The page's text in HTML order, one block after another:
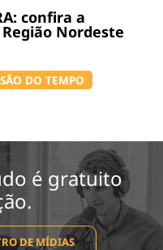
confira a
Nordeste
DO TEMPO
é gratuito
DE MÍDIAS